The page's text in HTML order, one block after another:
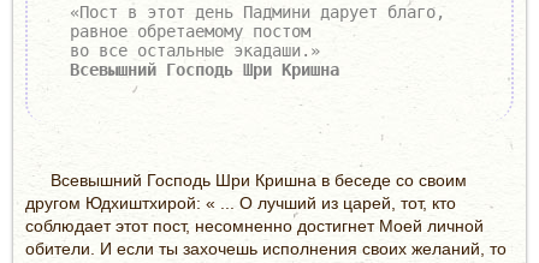
«Пост в этот день Падмини дарует благо,
равное обретаемому постом
во все остальные экадаши.»
Всевышний Господь Шри Кришна
Всевышний Господь Шри Кришна в беседе со своим
другом Юдхиштхирой: « ... О лучший из царей, тот, кто
соблюдает этот пост, несомненно достигнет Моей личной
обители. И если ты захочешь исполнения своих желаний, то